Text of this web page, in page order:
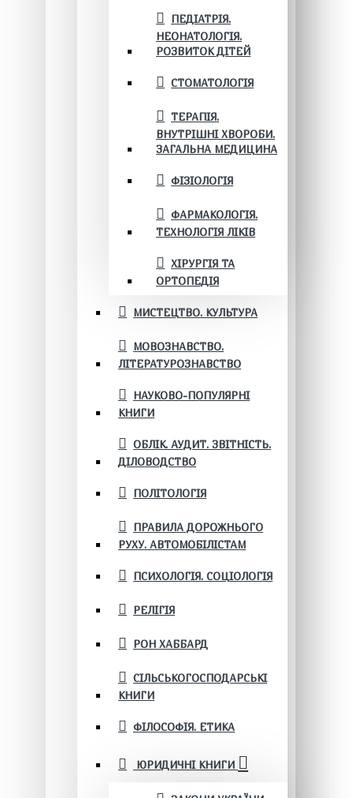
ПЕДІАТРІЯ.
НЕОНАТОЛОГІЯ.
РОЗВИТОК ДІТЕЙ
СТОМАТОЛОГІЯ
ТЕРАПІЯ.
ВНУТРІШНІ ХВОРОБИ.
ЗАГАЛЬНА МЕДИЦИНА
ФІЗІОЛОГІЯ
ФАРМАКОЛОГІЯ.
ТЕХНОЛОГІЯ ЛІКІВ
ХІРУРГІЯ ТА
ОРТОПЕДІЯ
МИСТЕЦТВО. КУЛЬТУРА
МОВОЗНАВСТВО.
ЛІТЕРАТУРОЗНАВСТВО
НАУКОВО-ПОПУЛЯРНІ
КНИГИ
ОБЛІК. АУДИТ. ЗВІТНІСТЬ.
ДІЛОВОДСТВО
ПОЛІТОЛОГІЯ
ПРАВИЛА ДОРОЖНЬОГО
РУХУ. АВТОМОБІЛІСТАМ
ПСИХОЛОГІЯ. СОЦІОЛОГІЯ
РЕЛІГІЯ
РОН ХАББАРД
СІЛЬСЬКОГОСПОДАРСЬКІ
КНИГИ
ФІЛОСОФІЯ. ЕТИКА
ЮРИДИЧНІ КНИГИ